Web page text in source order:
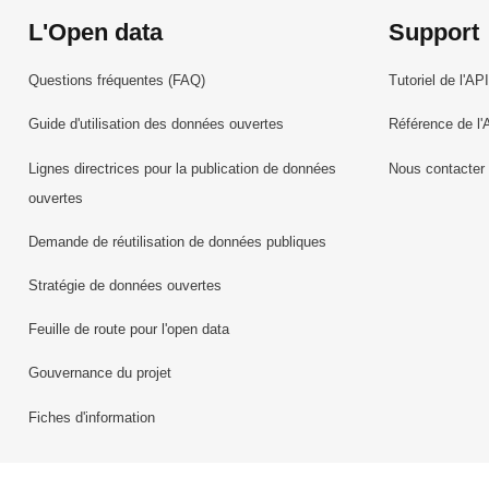
L'Open data
Questions fréquentes (FAQ)
Guide d'utilisation des données ouvertes
Lignes directrices pour la publication de données
ouvertes
Demande de réutilisation de données publiques
Stratégie de données ouvertes
Feuille de route pour l'open data
Gouvernance du projet
Fiches d'information
Support
Tutoriel de l'API
Référence de
Nous contacter